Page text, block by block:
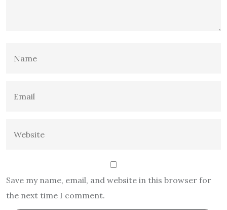
Save my name, email, and website in this browser for
the next time I comment.